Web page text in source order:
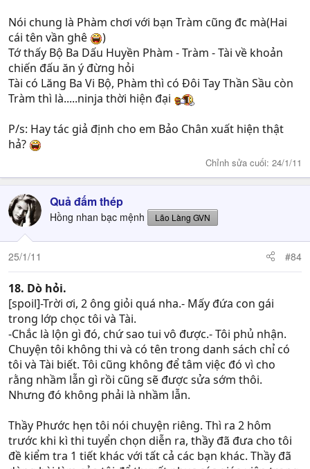
Nói chung là Phàm chơi với bạn Tràm cũng đc mà(Hai
cái tên vần ghê
)
Tớ thấy Bộ Ba Dấu Huyền Phàm - Tràm - Tài về khoản
chiến đấu ăn ý đừng hỏi
Tài có Lăng Ba Vi Bộ, Phàm thì có Đôi Tay Thần Sầu còn
Tràm thì là.....ninja thời hiện đại
P/s: Hay tác giả định cho em Bảo Chân xuất hiện thật
hả?
Chỉnh sửa cuối: 24/1/11
Quả đấm thép
Hồng nhan bạc mệnh Lão Làng GVN
25/1/11 #84
18. Dò hỏi.
[spoil]-Trời ơi, 2 ông giỏi quá nha.- Mấy đứa con gái
trong lớp chọc tôi và Tài.
-Chắc là lộn gì đó, chứ sao tui vô được.- Tôi phủ nhận.
Chuyện tôi không thi và có tên trong danh sách chỉ có
tôi và Tài biết. Tôi cũng không để tâm việc đó vì cho
rằng nhầm lẫn gì rồi cũng sẽ được sửa sớm thôi.
Nhưng đó không phải là nhầm lẫn.
Thầy Phước hẹn tôi nói chuyện riêng. Thì ra 2 hôm
trước khi kì thi tuyển chọn diễn ra, thầy đã đưa cho tôi
đề kiểm tra 1 tiết khác với tất cả các bạn khác. Thầy đã